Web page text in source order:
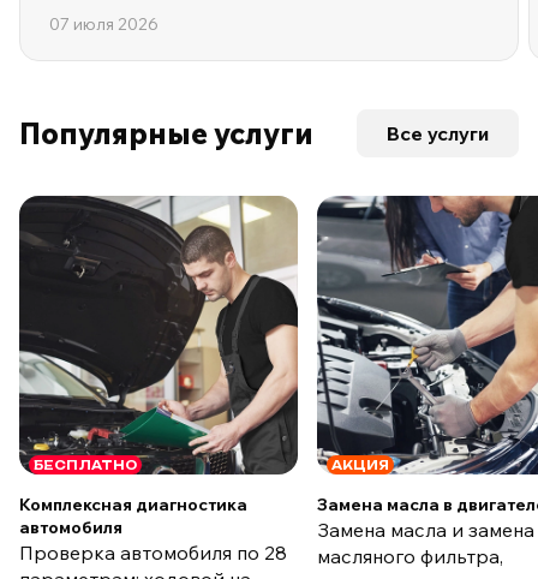
07 июля 2026
Популярные услуги Все услуги
БЕСПЛАТНО
Комплексная диагностика
автомобиля
Проверка автомобиля по 28
АКЦИЯ
Замена масла в
Замена масла и замена
масляного фильтра,